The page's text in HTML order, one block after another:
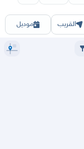
تبوك القصيمبريدةعنيزة
القريب موديل
سيتروين 2027